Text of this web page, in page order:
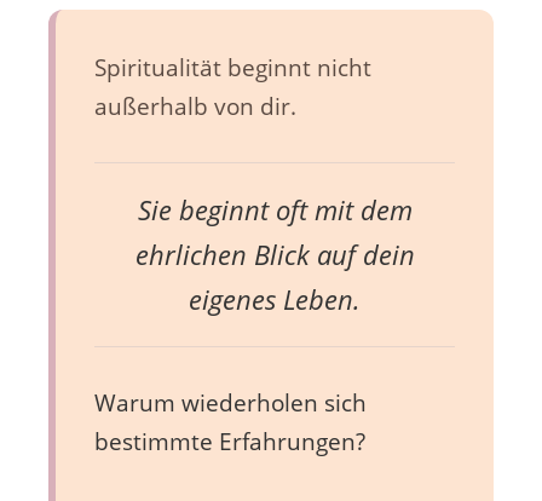
Spiritualität beginnt nicht
außerhalb von dir.
Sie beginnt oft mit dem
ehrlichen Blick auf dein
eigenes Leben.
Warum wiederholen sich
bestimmte Erfahrungen?